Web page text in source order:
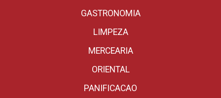
GASTRONOMIA
LIMPEZA
MERCEARIA
ORIENTAL
PANIFICACAO